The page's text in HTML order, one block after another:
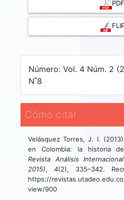
PDF
Número: Vol. 4 Núm. 2
N˚8
Cómo citar
Velásquez Torres, J. I.
en Colombia: la historia
Revista Análisis
2015), 4(2), 335–342.
https://
view/900